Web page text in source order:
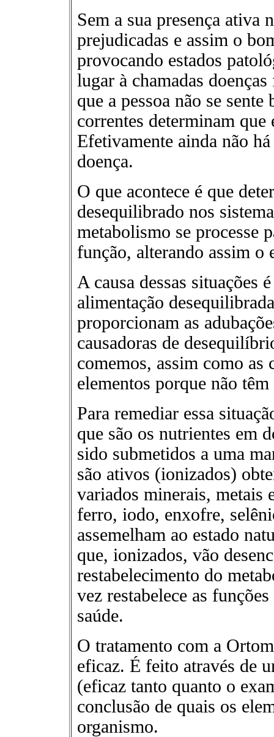
Sem a sua presença ativa
prejudicadas e assim o
provocando estados
lugar à chamadas
que a pessoa não se
correntes determinam que
Efetivamente ainda não
doença.
O que acontece é que
desequilibrado nos
metabolismo se processe
função, alterando assim o
A causa dessas situações
alimentação
proporcionam as
causadoras de
comemos, assim como as
elementos porque não
Para remediar essa
que são os nutrientes em
sido submetidos a uma
são ativos (ionizados)
variados minerais, metais
ferro, iodo, enxofre,
assemelham ao estado
que, ionizados, vão
restabelecimento do
vez restabelece as
saúde.
O tratamento com a
eficaz. É feito através de
(eficaz tanto quanto o
conclusão de quais os
organismo.